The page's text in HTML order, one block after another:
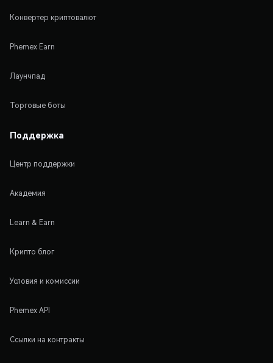
Конвертер криптовалют
Phemex Earn
Лаунчпад
Торговые боты
Поддержка
Центр поддержки
Академия
Learn & Earn
Крипто блог
Условия и комиссии
Phemex API
Ссылки на контракты